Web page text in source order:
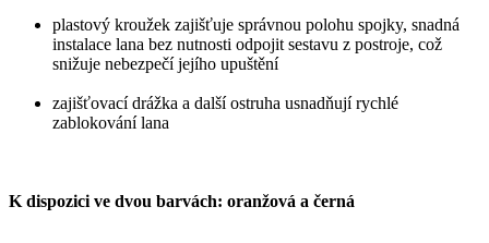
plastový kroužek zajišťuje správnou polohu spojky, snadná
instalace lana bez nutnosti odpojit sestavu z postroje, což
snižuje nebezpečí jejího upuštění
zajišťovací drážka a další ostruha usnadňují rychlé
zablokování lana
K dispozici ve dvou barvách: oranžová a černá